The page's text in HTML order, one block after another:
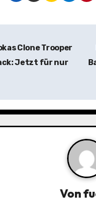
Clone Trooper
Jetzt für nur
Von